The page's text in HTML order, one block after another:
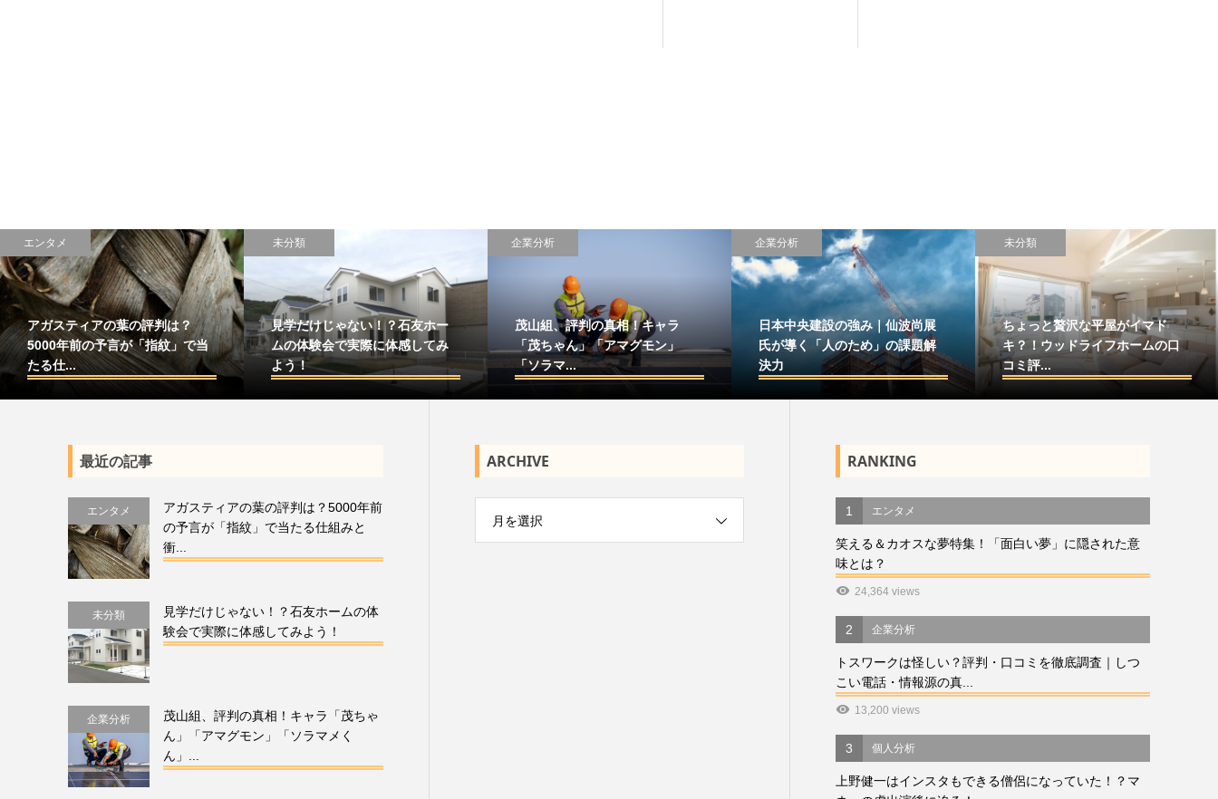
エンタメ
アガスティアの葉の評判は？
5000年前の予言が「指紋」で当
たる仕...
未分類
見学だけじゃない！？石友ホー
ムの体験会で実際に体感してみ
よう！
企業分析
茂山組、評判の真相！キャラ
「茂ちゃん」「アマグモン」
「ソラマ...
企業分析
日本中央建設の強み｜仙波尚展
氏が導く「人のため」の課題解
決力
未分類
ちょっと贅沢な平屋がイマド
キ？！ウッドライフホームの口
コミ評...
最近の記事
エンタメ
アガスティアの葉の評判は？5000年前
の予言が「指紋」で当たる仕組みと
衝...
未分類
見学だけじゃない！？石友ホームの体
験会で実際に体感してみよう！
企業分析
茂山組、評判の真相！キャラ「茂ちゃ
ん」「アマグモン」「ソラマメく
ん」...
ARCHIVE
月を選択
RANKING
1 エンタメ
笑える＆カオスな夢特集！「面白い夢」に隠された意
味とは？
24,364 views
2 企業分析
トスワークは怪しい？評判・口コミを徹底調査｜しつ
こい電話・情報源の真...
13,200 views
3 個人分析
上野健一はインスタもできる僧侶になっていた！？マ